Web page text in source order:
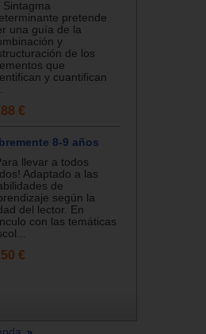
Sintagma
pretende
una guía de la
y
de los
que
y cuantifican
€
8-9 años
llevar a todos
Adaptado a las
de
según la
del lector. En
con las temáticas
€